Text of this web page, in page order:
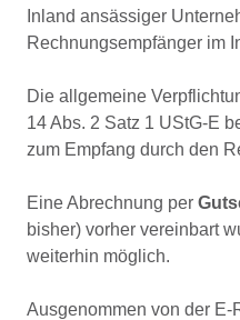
Inland ansässiger
Rechnungsempfänger im
Die allgemeine
14 Abs. 2 Satz 1 UStG-E
zum Empfang durch den
Eine Abrechnung per
bisher) vorher vereinbart
weiterhin möglich.
Ausgenommen von der